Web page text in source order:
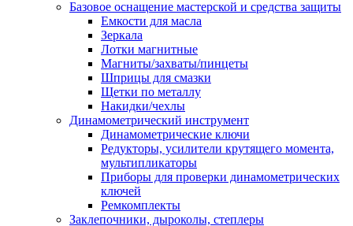
Базовое оснащение мастерской и средства защиты
Емкости для масла
Зеркала
Лотки магнитные
Магниты/захваты/пинцеты
Шприцы для смазки
Щетки по металлу
Накидки/чехлы
Динамометрический инструмент
Динамометрические ключи
Редукторы, усилители крутящего момента,
мультипликаторы
Приборы для проверки динамометрических
ключей
Ремкомплекты
Заклепочники, дыроколы, степлеры